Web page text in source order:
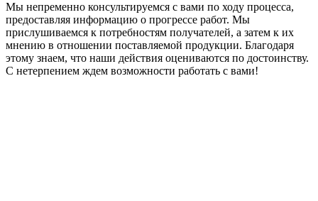
Мы непременно консультируемся с вами по ходу процесса,
предоставляя информацию о прогрессе работ. Мы
прислушиваемся к потребностям получателей, а затем к их
мнению в отношении поставляемой продукции. Благодаря
этому знаем, что наши действия оцениваются по достоинству.
С нетерпением ждем возможности работать с вами!